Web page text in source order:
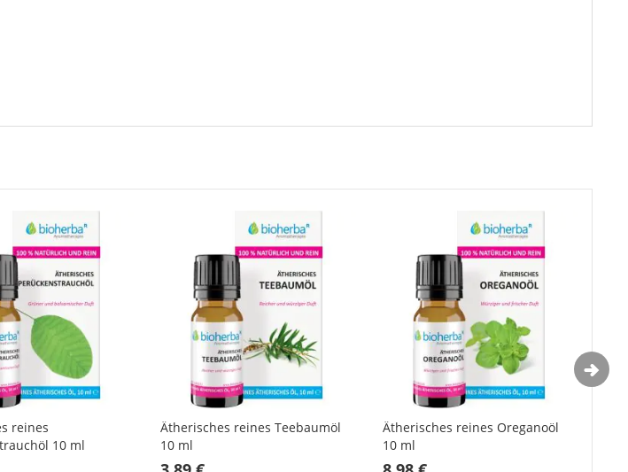
reines
10 ml
Ätherisches reines Teebaumöl
10 ml
Ätherisches reines Oreganoöl
10 ml